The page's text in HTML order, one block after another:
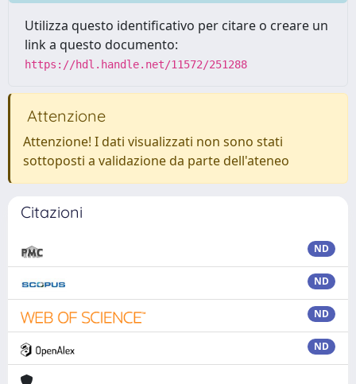
Utilizza questo identificativo per citare o creare un
link a questo documento:
https://hdl.handle.net/11572/251288
Attenzione
Attenzione! I dati visualizzati non sono stati
sottoposti a validazione da parte dell'ateneo
Citazioni
ND
ND
ND
ND